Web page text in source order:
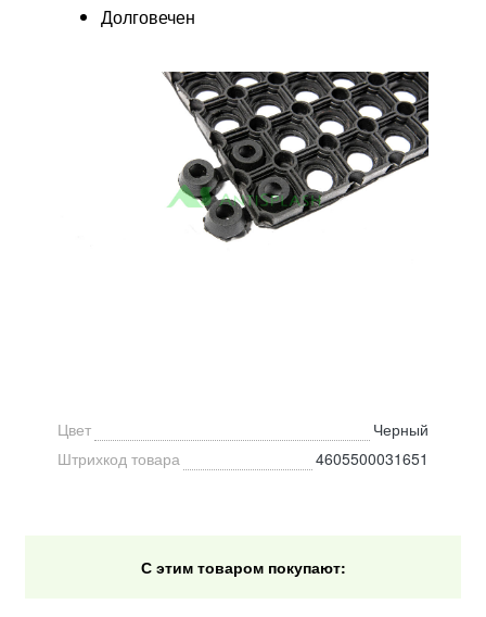
Долговечен
Цвет
Черный
Штрихкод товара
4605500031651
С этим товаром покупают: